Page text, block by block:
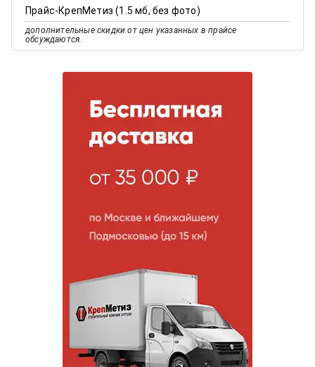
Прайс-КрепМетиз (1.5 мб, без фото)
дополнительные скидки от цен указанных в прайсе
обсуждаются.